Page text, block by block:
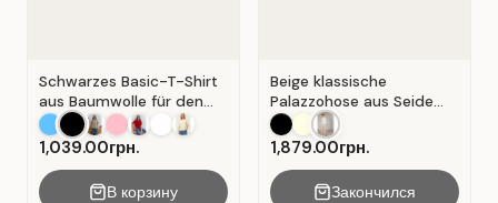
Schwarzes Basic-T-Shirt
aus Baumwolle für den
Alltag . Schwarz.
1,039.00грн.
В корзину
Beige klassische
Palazzohose aus Seide
mit Falten . Beige .
1,879.00грн.
Закончился